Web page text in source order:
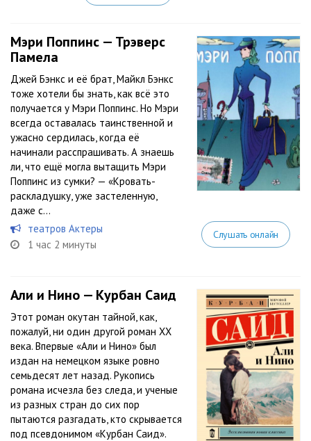
Мэри Поппинс — Трэверс
Памела
Джей Бэнкс и её брат, Майкл Бэнкс
тоже хотели бы знать, как всё это
получается у Мэри Поппинс. Но Мэри
всегда оставалась таинственной и
ужасно сердилась, когда её
начинали расспрашивать. А знаешь
ли, что ещё могла вытащить Мэри
Поппинс из сумки? — «Кровать-
раскладушку, уже застеленную,
даже с...
театров Актеры
1 час 2 минуты
Слушать онлайн
Али и Нино — Курбан Саид
Этот роман окутан тайной, как,
пожалуй, ни один другой роман XX
века. Впервые «Али и Нино» был
издан на немецком языке ровно
семьдесят лет назад. Рукопись
романа исчезла без следа, и ученые
из разных стран до сих пор
пытаются разгадать, кто скрывается
под псевдонимом «Курбан Саид».